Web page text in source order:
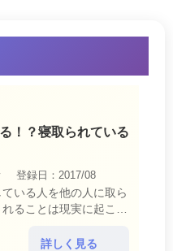
！？寝取られている
登録日：2017/08
いる人を他の人に取ら
ることは現実に起こる
『寝取られている』夢
詳しく見る